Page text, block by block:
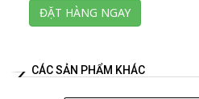
ĐẶT HÀNG NGAY
CÁC SẢN PHẨM KHÁC